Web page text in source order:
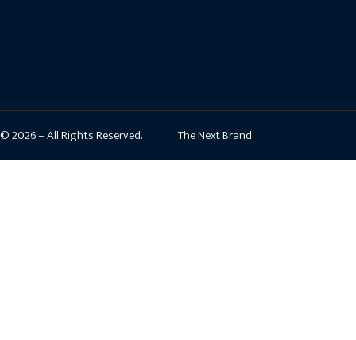
© 2026 – All Rights Reserved. The Next Brand